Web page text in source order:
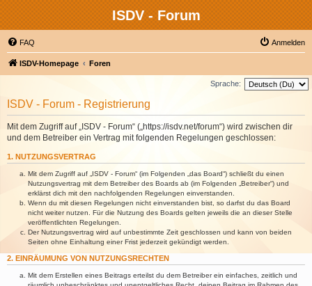
ISDV - Forum
FAQ Anmelden
ISDV-Homepage Foren
Sprache:
ISDV - Forum - Registrierung
Mit dem Zugriff auf „ISDV - Forum“ („https://isdv.net/forum“) wird zwischen dir
und dem Betreiber ein Vertrag mit folgenden Regelungen geschlossen:
1. NUTZUNGSVERTRAG
Mit dem Zugriff auf „ISDV - Forum“ (im Folgenden „das Board“) schließt du einen
Nutzungsvertrag mit dem Betreiber des Boards ab (im Folgenden „Betreiber“) und
erklärst dich mit den nachfolgenden Regelungen einverstanden.
Wenn du mit diesen Regelungen nicht einverstanden bist, so darfst du das Board
nicht weiter nutzen. Für die Nutzung des Boards gelten jeweils die an dieser Stelle
veröffentlichten Regelungen.
Der Nutzungsvertrag wird auf unbestimmte Zeit geschlossen und kann von beiden
Seiten ohne Einhaltung einer Frist jederzeit gekündigt werden.
2. EINRÄUMUNG VON NUTZUNGSRECHTEN
Mit dem Erstellen eines Beitrags erteilst du dem Betreiber ein einfaches, zeitlich und